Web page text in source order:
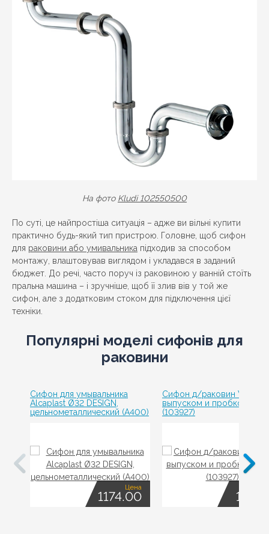
На фото Kludi 102550500
По суті, це найпростіша ситуація – адже ви вільні купити
практично будь-який тип пристрою. Головне, щоб сифон
для раковини або умивальника підходив за способом
монтажу, влаштовував виглядом і укладався в заданий
бюджет. До речі, часто поруч із раковиною у ванній стоїть
пральна машина – і зручніше, щоб її злив вів у той же
сифон, але з додатковим стоком для підключення цієї
техніки.
Популярні моделі сифонів для
раковини
Сифон для умывальника
Alсaplast Ø32 DESIGN,
цельнометаллический (A400)
Цена
1174.00
Сифон д/раковин Viega, с
выпуском и пробкой,
(103927)